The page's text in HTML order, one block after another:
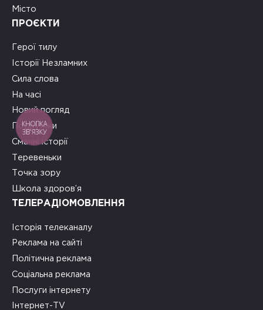
Місто
ПРОЄКТИ
Герої тилу
Історії Незламних
Сила слова
На часі
Новий погляд
Подружки
Смачні історії
Теревеньки
Точка зору
Школа здоров’я
ТЕЛЕРАДІОМОВЛЕННЯ
Історія телеканалу
Реклама на сайті
Політична реклама
Соціальна реклама
Послуги інтернету
Інтернет-TV
КНОПКА
ЗВ'ЯЗКУ